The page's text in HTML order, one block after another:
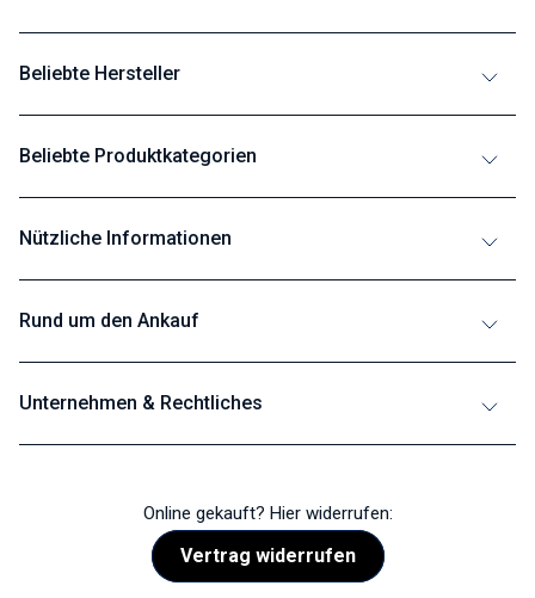
Beliebte Hersteller
Beliebte Produktkategorien
Nützliche Informationen
Rund um den Ankauf
Unternehmen & Rechtliches
Online gekauft? Hier widerrufen:
Vertrag widerrufen